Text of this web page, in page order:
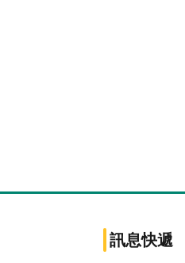
訊息快遞